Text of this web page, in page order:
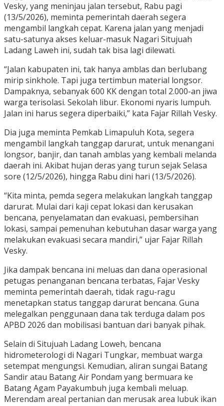
Vesky, yang meninjau jalan tersebut, Rabu pagi
(13/5/2026), meminta pemerintah daerah segera
mengambil langkah cepat. Karena jalan yang menjadi
satu-satunya akses keluar-masuk Nagari Situjuah
Ladang Laweh ini, sudah tak bisa lagi dilewati.
“Jalan kabupaten ini, tak hanya amblas dan berlubang
mirip sinkhole. Tapi juga tertimbun material longsor.
Dampaknya, sebanyak 600 KK dengan total 2.000-an jiwa
warga terisolasi. Sekolah libur. Ekonomi nyaris lumpuh.
Jalan ini harus segera diperbaiki,” kata Fajar Rillah Vesky.
Dia juga meminta Pemkab Limapuluh Kota, segera
mengambil langkah tanggap darurat, untuk menangani
longsor, banjir, dan tanah amblas yang kembali melanda
daerah ini. Akibat hujan deras yang turun sejak Selasa
sore (12/5/2026), hingga Rabu dini hari (13/5/2026).
“Kita minta, pemda segera melakukan langkah tanggap
darurat. Mulai dari kaji cepat lokasi dan kerusakan
bencana, penyelamatan dan evakuasi, pembersihan
lokasi, sampai pemenuhan kebutuhan dasar warga yang
melakukan evakuasi secara mandiri,” ujar Fajar Rillah
Vesky.
Jika dampak bencana ini meluas dan dana operasional
petugas penanganan bencana terbatas, Fajar Vesky
meminta pemerintah daerah, tidak ragu-ragu
menetapkan status tanggap darurat bencana. Guna
melegalkan penggunaan dana tak terduga dalam pos
APBD 2026 dan mobilisasi bantuan dari banyak pihak.
Selain di Situjuah Ladang Loweh, bencana
hidrometerologi di Nagari Tungkar, membuat warga
setempat mengungsi. Kemudian, aliran sungai Batang
Sandir atau Batang Air Pondam yang bermuara ke
Batang Agam Payakumbuh juga kembali meluap.
Merendam areal pertanian dan merusak area lubuk ikan